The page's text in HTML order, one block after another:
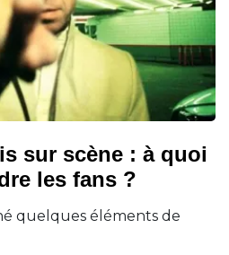
sur scène : à quoi
les fans ?
quelques éléments de